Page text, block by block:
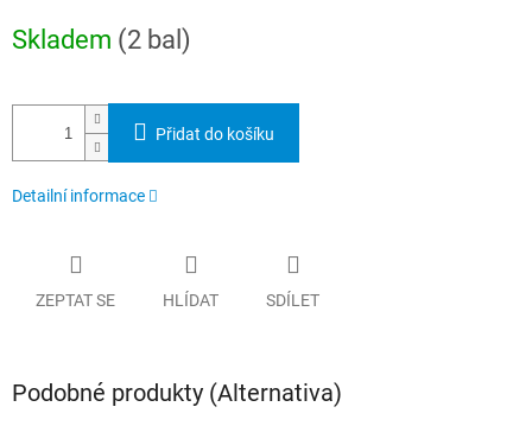
cena:
Skladem (2 bal)
Přidat do košíku
Detailní informace
ZEPTAT SE HLÍDAT SDÍLET
Podobné produkty (Alternativa)